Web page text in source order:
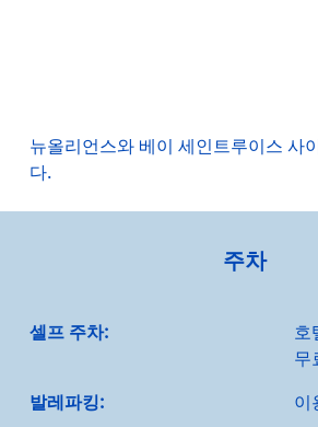
뉴올리언스와 베이 세인트루이스 사
다.
주차
셀프 주차:
호
무
발레파킹:
이